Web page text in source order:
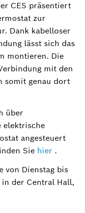
CES präsentiert
zur
Dank kabelloser
lässt sich das
montieren. Die
mit den
somit genau dort
über
elektrische
angesteuert
Sie hier .
von Dienstag bis
der Central Hall,